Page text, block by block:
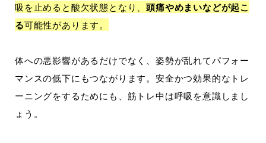
吸を止めると酸欠状態となり、頭痛やめまいなどが起こ
る可能性があります。
体への悪影響があるだけでなく、姿勢が乱れてパフォー
マンスの低下にもつながります。安全かつ効果的なトレ
ーニングをするためにも、筋トレ中は呼吸を意識しまし
ょう。